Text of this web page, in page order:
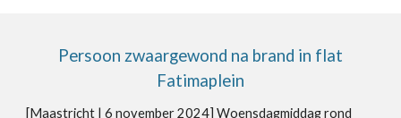
Persoon zwaargewond na brand in flat
Fatimaplein
[Maastricht |6 november2024]Woensdagmiddag rond